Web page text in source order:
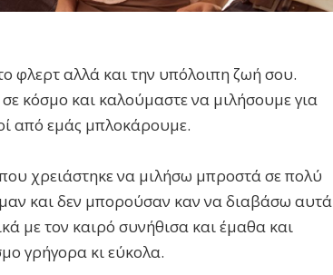
φλερτ αλλά και την υπόλοιπη ζωή σου.
κόσμο και καλούμαστε να μιλήσουμε για
από εμάς μπλοκάρουμε.
χρειάστηκε να μιλήσω μπροστά σε πολύ
και δεν μπορούσαν καν να διαβάσω αυτά
με τον καιρό συνήθισα και έμαθα και
γρήγορα κι εύκολα.